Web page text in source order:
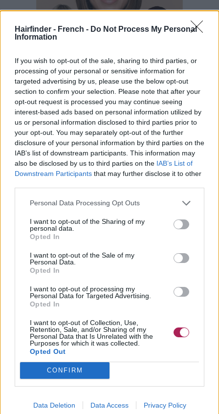
Hairfinder - French - Do Not Process My Personal
Information
If you wish to opt-out of the sale, sharing to third parties, or
processing of your personal or sensitive information for
targeted advertising by us, please use the below opt-out
section to confirm your selection. Please note that after your
opt-out request is processed you may continue seeing
interest-based ads based on personal information utilized by
us or personal information disclosed to third parties prior to
your opt-out. You may separately opt-out of the further
disclosure of your personal information by third parties on the
IAB’s list of downstream participants. This information may
also be disclosed by us to third parties on the IAB’s List of
Downstream Participants that may further disclose it to other
Personal Data Processing Opt Outs
I want to opt-out of the Sharing of my
personal data.
Opted In
I want to opt-out of the Sale of my
Personal Data.
Opted In
I want to opt-out of processing my
Personal Data for Targeted Advertising.
Opted In
I want to opt-out of Collection, Use,
Retention, Sale, and/or Sharing of my
Personal Data that Is Unrelated with the
Purposes for which it was collected.
Opted Out
CONFIRM
Data Deletion Data Access Privacy Policy